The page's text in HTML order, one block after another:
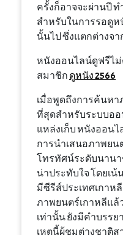
ครั้งก็อาจจะผ่านปี
สำหรับในการรอดู
นั้นไป ซึ่งแตกต่างจา
หนังออนไลน์ดูฟรีไ
สมาชิก ดูหนัง 2566
เมื่อพูดถึงการค้นหา
ที่สุดสำหรับระบบออ
แหล่งเก็บ หนังออน
การนำเสนอภาพยน
โทรทัศน์ระดับนาน
น่าประทับใจ โดยเน้
มีซีรีส์ประเทศเกาห
ภาพยนตร์เกาหลีแล้
เท่านั้น ยังมีคำบรร
เหตุนี้ผู้ชมต่างชาติส